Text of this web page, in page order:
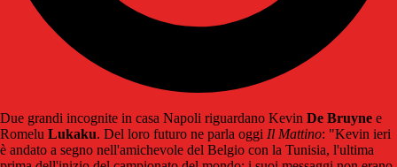
Due grandi incognite in casa Napoli riguardano Kevin De Bruyne e
Romelu Lukaku. Del loro futuro ne parla oggi Il Mattino: "Kevin ieri
è andato a segno nell'amichevole del Belgio con la Tunisia, l'ultima